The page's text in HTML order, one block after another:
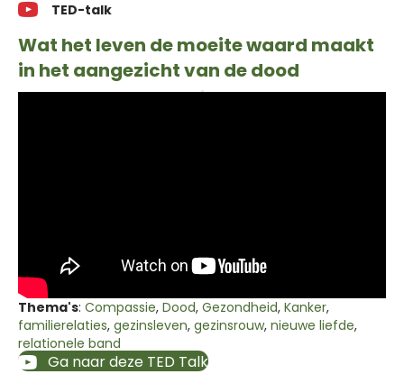
TED-talk
Wat het leven de moeite waard maakt
in het aangezicht van de dood
Thema's: Compassie, Dood, Gezondheid, Kanker,
familierelaties, gezinsleven, gezinsrouw, nieuwe liefde,
relationele band
Ga naar deze TED Talk